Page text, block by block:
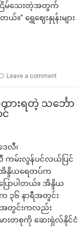
ြိမ်သေးတဲ့အတွက်
ယ်။” ရွှေဈေးနှုန်းများ
Leave a comment
ားရတဲ့ သင်္ဘော
ေလီ၊
လီ ကမ်းလွန်ပင်လယ်ပြင်
အိန္ဒိယရေတပ်က
ပါတယ်။ အိန္ဒိယ
၃၆ နာရီအတွင်း
အတွင်းကလည်း
မားတစုကို ဆေးရှဲလ်နိုင်ငံ